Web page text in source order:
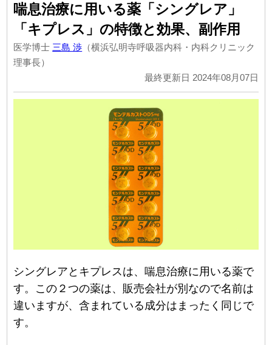
喘息治療に用いる薬「シングレア」
「キプレス」の特徴と効果、副作用
医学博士 三島 渉 （横浜弘明寺呼吸器内科・内科クリニック
理事長）
最終更新日 2024年08月07日
シングレアとキプレスは、喘息治療に用いる薬で
す。この２つの薬は、販売会社が別なので名前は
違いますが、含まれている成分はまったく同じで
す。